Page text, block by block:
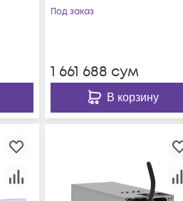
Под заказ
1 661 688 сум
В корзину